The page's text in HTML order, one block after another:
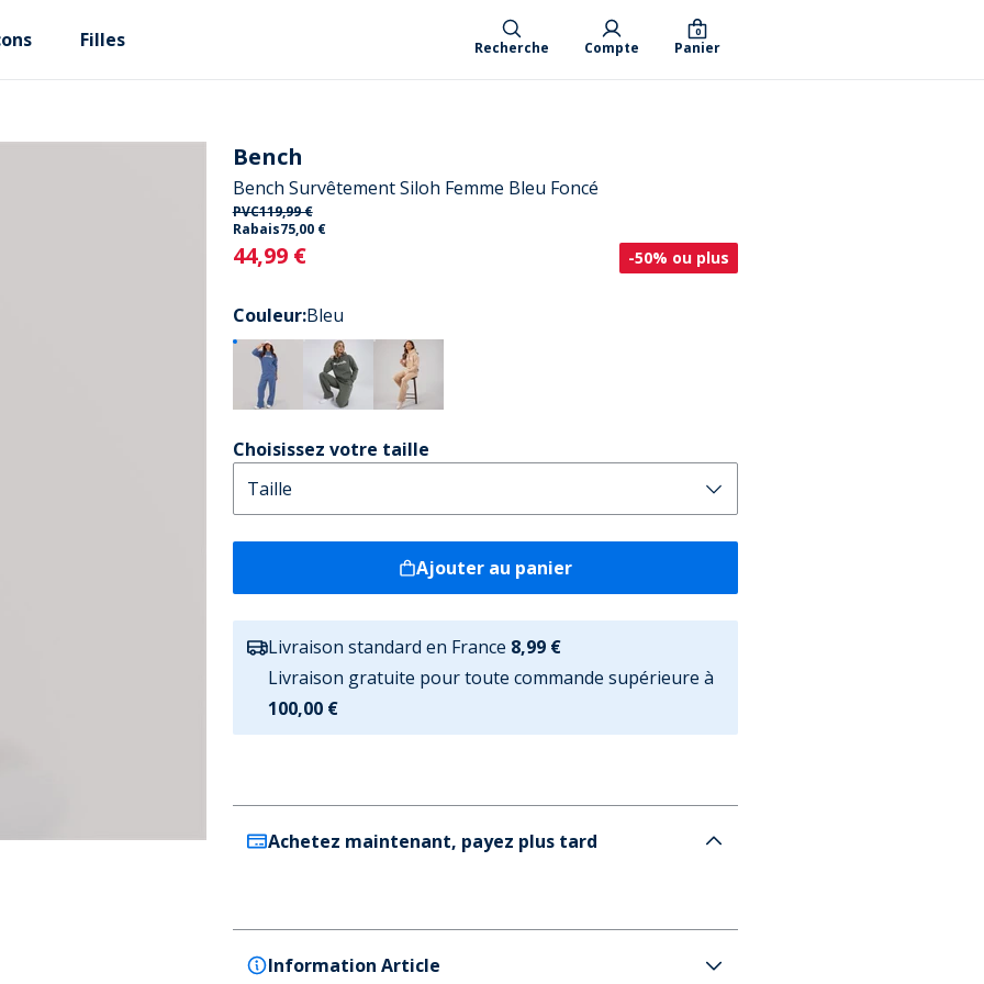
Filles Recherche Compte Panier
0
Bench
Bench Survêtement Siloh Femme Bleu Foncé
PVC119,99 €
Rabais75,00 €
Current
44,99 € -50% ou plus
Couleur:Bleu
Choisissez votre taille
Ajouter au panier
Livraison standard en France 8,99 €
Livraison gratuite pour toute commande supérieure à
100,00 €
Achetez maintenant, payez plus tard
Information Article